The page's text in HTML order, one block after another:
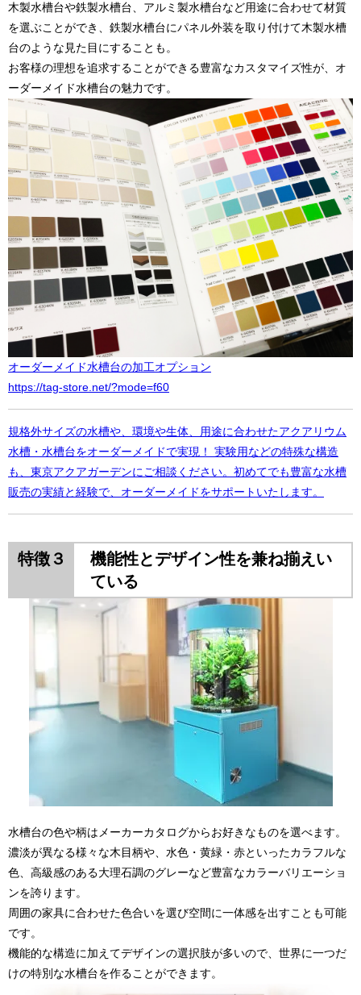
木製水槽台や鉄製水槽台、アルミ製水槽台など用途に合わせて材質
を選ぶことができ、鉄製水槽台にパネル外装を取り付けて木製水槽
台のような見た目にすることも。
お客様の理想を追求することができる豊富なカスタマイズ性が、オ
ーダーメイド水槽台の魅力です。
オーダーメイド水槽台の加工オプション
https://tag-store.net/?mode=f60
規格外サイズの水槽や、環境や生体、用途に合わせたアクアリウム
水槽・水槽台をオーダーメイドで実現！ 実験用などの特殊な構造
も、東京アクアガーデンにご相談ください。初めてでも豊富な水槽
販売の実績と経験で、オーダーメイドをサポートいたします。
特徴３
機能性とデザイン性を兼ね揃えい
ている
水槽台の色や柄はメーカーカタログからお好きなものを選べます。
濃淡が異なる様々な木目柄や、水色・黄緑・赤といったカラフルな
色、高級感のある大理石調のグレーなど豊富なカラーバリエーショ
ンを誇ります。
周囲の家具に合わせた色合いを選び空間に一体感を出すことも可能
です。
機能的な構造に加えてデザインの選択肢が多いので、世界に一つだ
けの特別な水槽台を作ることができます。